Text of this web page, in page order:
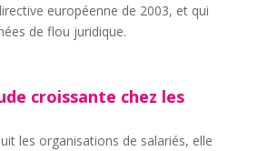
européenne de 2003, et qui
de flou juridique.
croissante chez les
les organisations de salariés, elle